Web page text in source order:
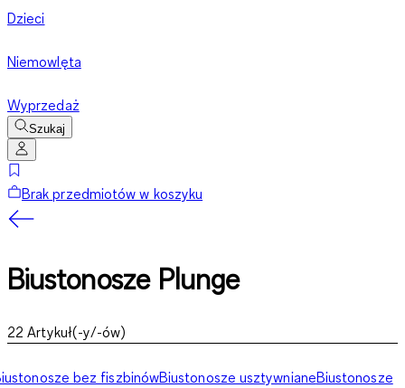
Dzieci
Niemowlęta
Wyprzedaż
Szukaj
Brak przedmiotów w koszyku
Biustonosze Plunge
22 Artykuł(-y/-ów)
bez fiszbinówBiustonosze usztywnianeBiustonosze